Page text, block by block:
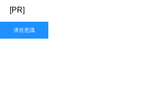
[PR]
潜在意識